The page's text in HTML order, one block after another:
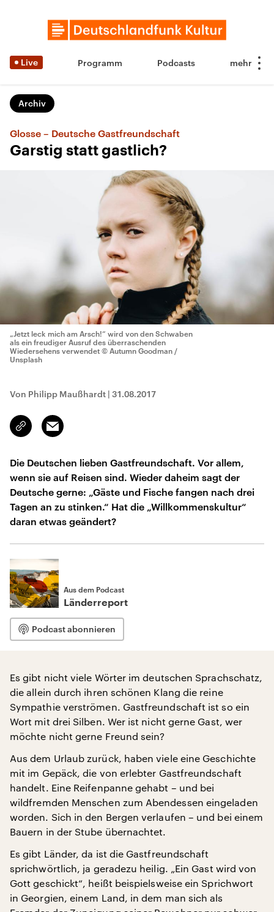
Live Programm Podcasts
Archiv
Glosse – Deutsche Gastfreundschaft
Garstig statt gastlich?
„Jetzt leck mich am Arsch!“ wird von den Schwaben
als ein freudiger Ausruf des überraschenden
Wiedersehens verwendet © Autumn Goodman /
Unsplash
Von Philipp Maußhardt | 31.08.2017
Link
kopieren/teilen
Email
Die Deutschen lieben Gastfreundschaft. Vor allem,
wenn sie auf Reisen sind. Wieder daheim sagt der
Deutsche gerne: „Gäste und Fische fangen nach drei
Tagen an zu stinken.“ Hat die „Willkommenskultur“
daran etwas geändert?
Aus dem Podcast
Länderreport
Podcast abonnieren
Es gibt nicht viele Wörter im deutschen Sprachschatz,
die allein durch ihren schönen Klang die reine
Sympathie verströmen. Gastfreundschaft ist so ein
Wort mit drei Silben. Wer ist nicht gerne Gast, wer
möchte nicht gerne Freund sein?
Aus dem Urlaub zurück, haben viele eine Geschichte
mit im Gepäck, die von erlebter Gastfreundschaft
handelt. Eine Reifenpanne gehabt – und bei
wildfremden Menschen zum Abendessen eingeladen
worden. Sich in den Bergen verlaufen – und bei einem
Bauern in der Stube übernachtet.
Es gibt Länder, da ist die Gastfreundschaft
sprichwörtlich, ja geradezu heilig. „Ein Gast wird von
Gott geschickt“, heißt beispielsweise ein Sprichwort
in Georgien, einem Land, in dem man sich als